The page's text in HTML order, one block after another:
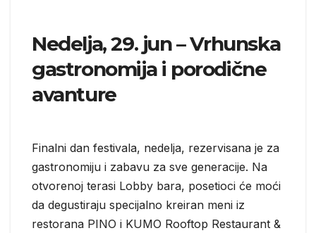
Nedelja, 29. jun – Vrhunska
gastronomija i porodične
avanture
Finalni dan festivala, nedelja, rezervisana je za
gastronomiju i zabavu za sve generacije. Na
otvorenoj terasi Lobby bara, posetioci će moći
da degustiraju specijalno kreiran meni iz
restorana PINO i KUMO Rooftop Restaurant &